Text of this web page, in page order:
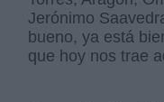
Jerónimo
bueno, ya está
que hoy nos trae